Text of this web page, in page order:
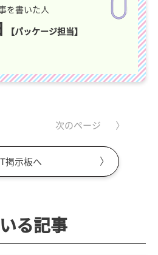
を書いた人
【パッケージ担当】
掲示板へ
次のページ
る記事